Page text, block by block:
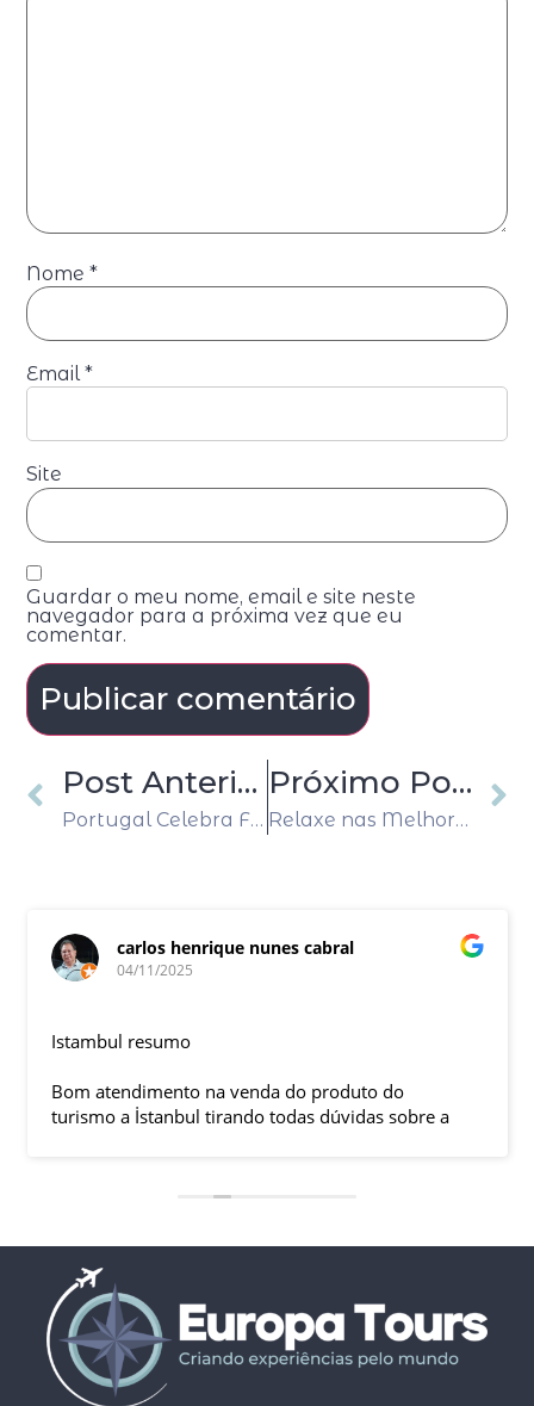
Nome*
Email*
Site
Guardar o meu nome, email e site neste
navegador para a próxima vez que eu
comentar.
Post Anterior
Portugal Celebra Feras e Heróis Míticos com a Moeda de Ulisses
Próximo Post
Relaxe nas Melhores Praias da Europa
carlos henrique nunes cabral
04/11/2025
Istambul resumo
Bom atendimento na venda do produto do
turismo a İstanbul tirando todas dúvidas sobre a
ficaram em SP trabalhando. A associação dessa
LÍDER, garantiu o sucesso da viagem que foi, lá, em
grupo formado por brasileiros e com guia Turco, Sr
Ali Faik, falando um português impecável e foi
muito disponível e atencioso. Os transfers, foram
4, todos em vans novas e os trajetos em ônibus
com pilotos tranquilos dirigindo com segurança
pelas boas estradas da Turquia. Os hotéis: Armada